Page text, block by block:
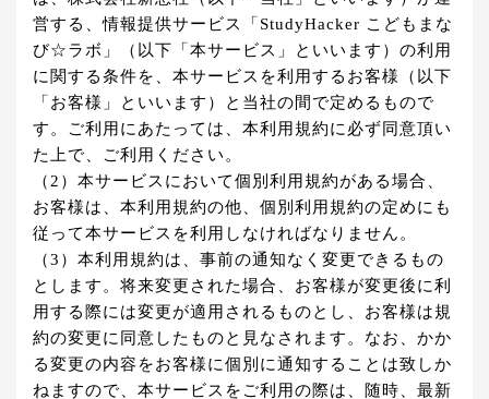
営する、情報提供サービス「StudyHacker こどもまな
び☆ラボ」（以下「本サービス」といいます）の利用
に関する条件を、本サービスを利用するお客様（以下
「お客様」といいます）と当社の間で定めるもので
す。ご利用にあたっては、本利用規約に必ず同意頂い
た上で、ご利用ください。
（2）本サービスにおいて個別利用規約がある場合、
お客様は、本利用規約の他、個別利用規約の定めにも
従って本サービスを利用しなければなりません。
（3）本利用規約は、事前の通知なく変更できるもの
とします。将来変更された場合、お客様が変更後に利
用する際には変更が適用されるものとし、お客様は規
約の変更に同意したものと見なされます。なお、かか
る変更の内容をお客様に個別に通知することは致しか
ねますので、本サービスをご利用の際は、随時、最新